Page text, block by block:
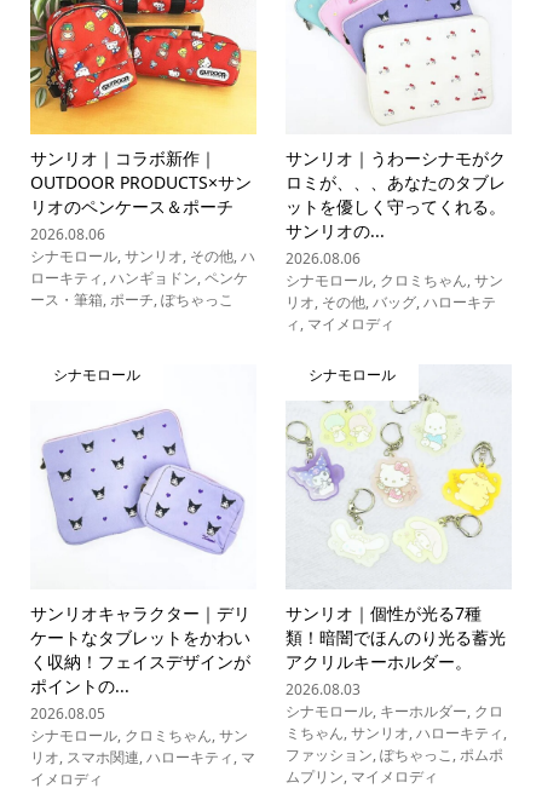
サンリオ｜コラボ新作｜
OUTDOOR PRODUCTS×サン
リオのペンケース＆ポーチ
2026.08.06
シナモロール,サンリオ, その他,ハ
ローキティ,ハンギョドン,ペンケ
ース・筆箱,ポーチ,ぽちゃっこ
サンリオ｜うわーシナモがク
ロミが、、、あなたのタブレ
ットを優しく守ってくれる。
サンリオの...
2026.08.06
シナモロール, クロミちゃん,サン
リオ, その他,バッグ,ハローキテ
ィ, マイメロディ
シナモロール
サンリオキャラクター｜デリ
ケートなタブレットをかわい
く収納！フェイスデザインが
ポイントの...
2026.08.05
シナモロール, クロミちゃん,サン
リオ, スマホ関連,ハローキティ, マ
イメロディ
シナモロール
サンリオ｜個性が光る7種
類！暗闇でほんのり光る蓄光
アクリルキーホルダー。
2026.08.03
シナモロール, キーホルダー, クロ
ミちゃん,サンリオ,ハローキティ,
ファッション,ぽちゃっこ ,ポムポ
ムプリン, マイメロディ